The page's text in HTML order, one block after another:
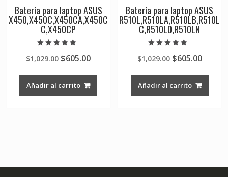
Batería para laptop ASUS
X450,X450C,X450CA,X450C
C,X450CP
5.00
de 5
$1,029.00 Original
was:
$1,029.00.
$605.00Current
Añadir al carrito
Batería para laptop ASUS
R510L,R510LA,R510LB,R510L
C,R510LD,R510LN
4.50
de 5
$1,029.00 Original
was:
$1,029.00.
$605.00
Añadir al carrito